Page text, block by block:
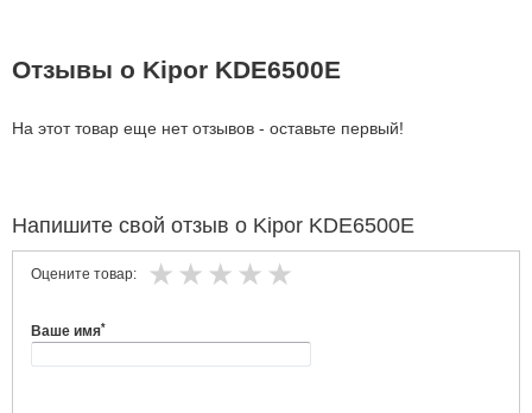
Отзывы о Kipor KDE6500E
На этот товар еще нет отзывов - оставьте первый!
Напишите свой отзыв о Kipor KDE6500E
Оцените товар:
Ваше имя*